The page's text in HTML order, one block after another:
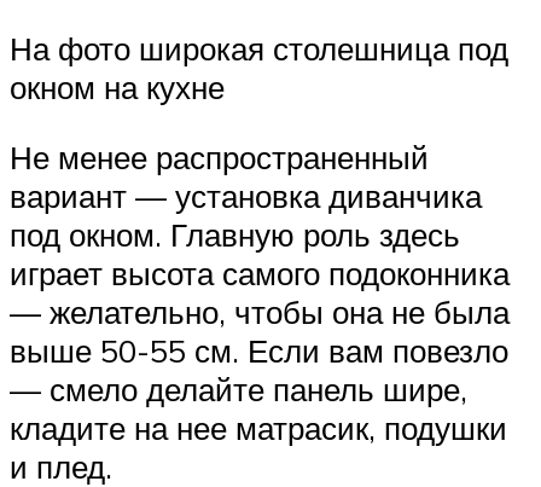
На фото широкая столешница под
окном на кухне
Не менее распространенный
вариант — установка диванчика
под окном. Главную роль здесь
играет высота самого подоконника
— желательно, чтобы она не была
выше 50-55 см. Если вам повезло
— смело делайте панель шире,
кладите на нее матрасик, подушки
и плед.